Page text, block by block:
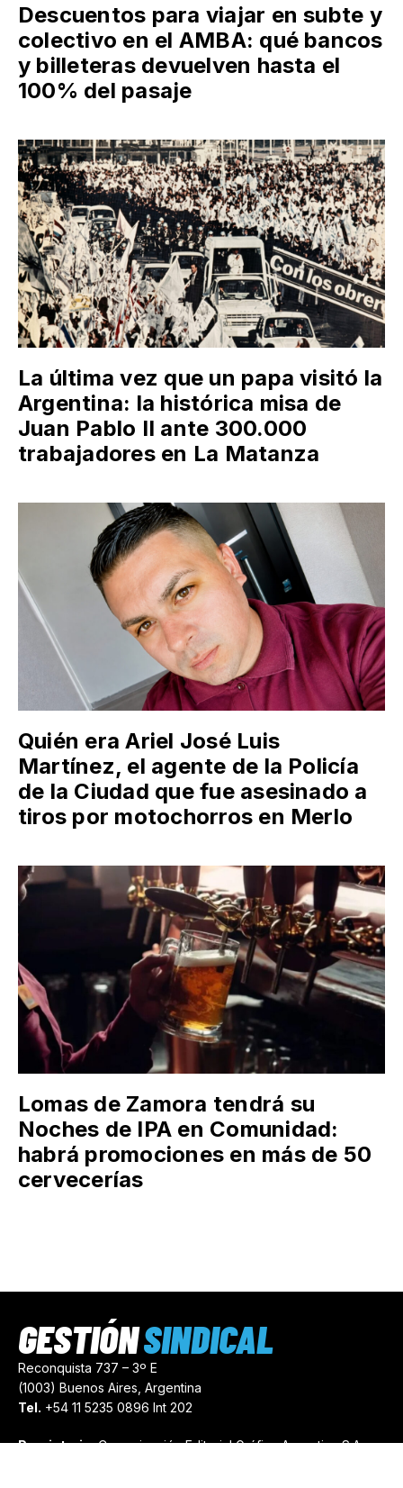
Descuentos para viajar en subte y
colectivo en el AMBA: qué bancos
y billeteras devuelven hasta el
100% del pasaje
La última vez que un papa visitó la
Argentina: la histórica misa de
Juan Pablo II ante 300.000
trabajadores en La Matanza
Quién era Ariel José Luis
Martínez, el agente de la Policía
de la Ciudad que fue asesinado a
tiros por motochorros en Merlo
Lomas de Zamora tendrá su
Noches de IPA en Comunidad:
habrá promociones en más de 50
cervecerías
Reconquista 737 – 3º E
(1003) Buenos Aires, Argentina
Tel. +54 11 5235 0896 Int 202
Propietario:Comunicación Editorial Gráfica Argentina S.A.
GESTIÓNSINDICAL